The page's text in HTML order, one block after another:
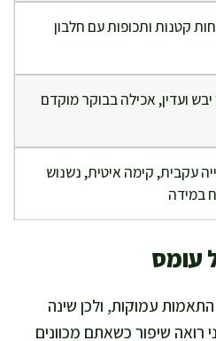
קטנות ותכופות עם חלבון
יבש ועדין, אכילה בבוקר מוקדם
עקבית, קימה איטית, נשנוש
במידה
עומס
עמוקות, ולכן שינה
רואה שיפור כשאתם מכוונים